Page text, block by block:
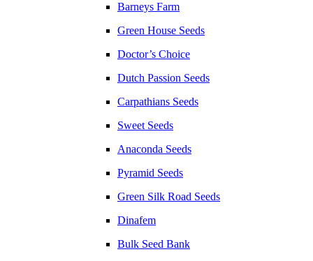
Barneys Farm
Green House Seeds
Doctor’s Choice
Dutch Passion Seeds
Carpathians Seeds
Sweet Seeds
Anaconda Seeds
Pyramid Seeds
Green Silk Road Seeds
Dinafem
Bulk Seed Bank